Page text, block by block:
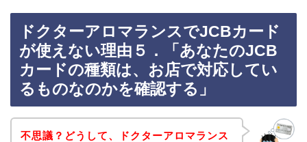
ドクターアロマランスでJCBカード
が使えない理由５．「あなたのJCB
カードの種類は、お店で対応してい
るものなのかを確認する」
不思議？どうして、ドクターアロマランス